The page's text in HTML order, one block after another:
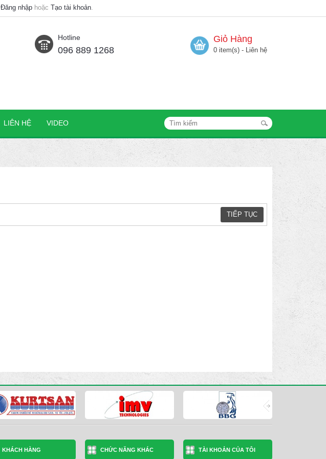
Đăng nhập hoặc Tạo tài khoản.
Hotline
096 889 1268
Giỏ Hàng
0 item(s) - Liên hệ
LIÊN HỆ VIDEO
TIẾP TỤC
KHÁCH HÀNG CHỨC NĂNG KHÁC TÀI KHOẢN CỦA TÔI